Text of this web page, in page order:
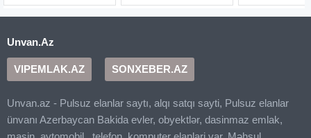
Unvan.Az
VIPEMLAK.AZ SONXEBER.AZ
Unvan.az - Pulsuz elanlar saytı, alqı satqı sayti, Pulsuz elanlar
ünvanı Azerbaycan Bakida evler, obyektlər, dasinmaz emlak,